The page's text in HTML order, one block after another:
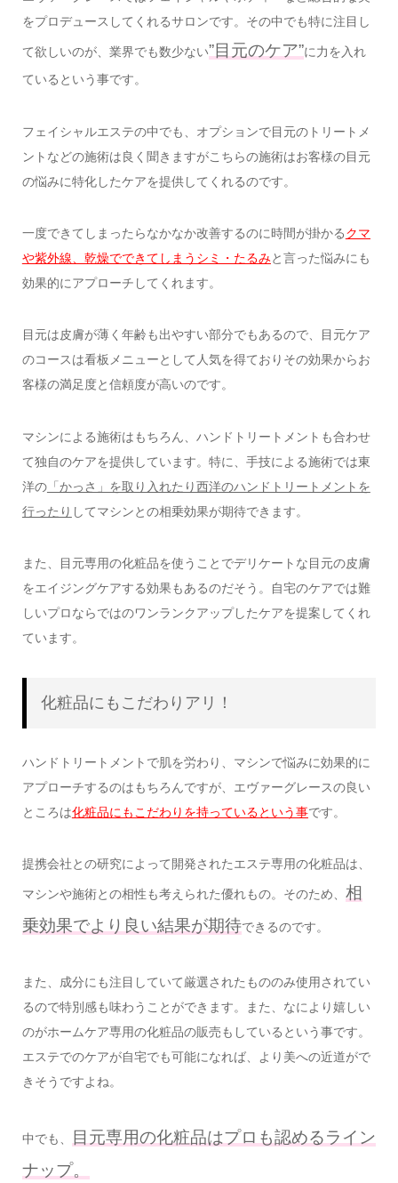
をプロデュースしてくれるサロンです。その中でも特に注目し
て欲しいのが、業界でも数少ない”目元のケア”に力を入れ
ているという事です。
フェイシャルエステの中でも、オプションで目元のトリートメ
ントなどの施術は良く聞きますがこちらの施術はお客様の目元
の悩みに特化したケアを提供してくれるのです。
一度できてしまったらなかなか改善するのに時間が掛かるクマ
や紫外線、乾燥でできてしまうシミ・たるみと言った悩みにも
効果的にアプローチしてくれます。
目元は皮膚が薄く年齢も出やすい部分でもあるので、目元ケア
のコースは看板メニューとして人気を得ておりその効果からお
客様の満足度と信頼度が高いのです。
マシンによる施術はもちろん、ハンドトリートメントも合わせ
て独自のケアを提供しています。特に、手技による施術では東
洋の「かっさ」を取り入れたり西洋のハンドトリートメントを
行ったり してマシンとの相乗効果が期待できます。
また、目元専用の化粧品を使うことでデリケートな目元の皮膚
をエイジングケアする効果もあるのだそう。自宅のケアでは難
しいプロならではのワンランクアップしたケアを提案してくれ
ています。
化粧品にもこだわりアリ！
ハンドトリートメントで肌を労わり、マシンで悩みに効果的に
アプローチするのはもちろんですが、エヴァーグレースの良い
ところは化粧品にもこだわりを持っているという事です。
提携会社との研究によって開発されたエステ専用の化粧品は、
マシンや施術との相性も考えられた優れもの。そのため、 相
乗効果でより良い結果が期待できるのです。
また、成分にも注目していて厳選されたもののみ使用されてい
るので特別感も味わうことができます。また、なにより嬉しい
のがホームケア専用の化粧品の販売もしているという事です。
エステでのケアが自宅でも可能になれば、より美への近道がで
きそうですよね。
中でも、
目元専用の化粧品はプロも認めるライン
ナップ。